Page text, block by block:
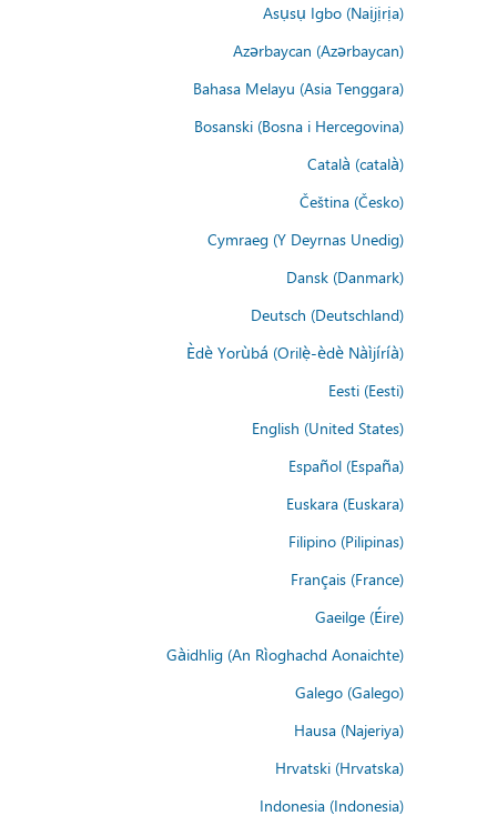
Asụsụ Igbo (Naịjịrịa)
Azərbaycan (Azərbaycan)
Bahasa Melayu (Asia Tenggara)
Bosanski (Bosna i Hercegovina)
Català (català)
Čeština (Česko)
Cymraeg (Y Deyrnas Unedig)
Dansk (Danmark)
Deutsch (Deutschland)
Èdè Yorùbá (Orilẹ̀-èdè Nàìjíríà)
Eesti (Eesti)
English (United States)
Español (España)
Euskara (Euskara)
Filipino (Pilipinas)
Français (France)
Gaeilge (Éire)
Gàidhlig (An Rìoghachd Aonaichte)
Galego (Galego)
Hausa (Najeriya)
Hrvatski (Hrvatska)
Indonesia (Indonesia)